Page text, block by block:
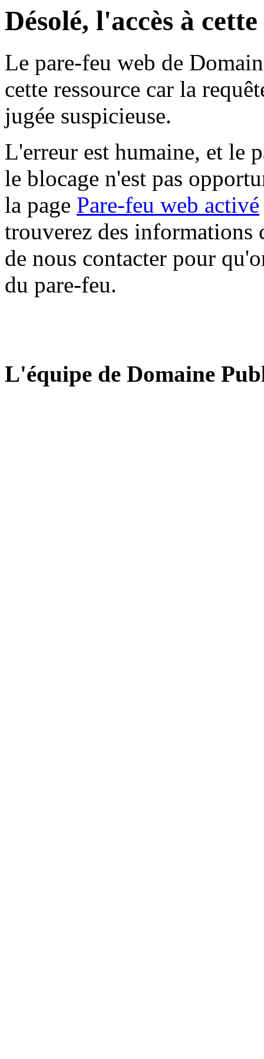
Désolé, l'accès à
Le pare-feu web de
cette ressource car la
jugée suspicieuse.
L'erreur est humaine, et le
le blocage n'est pas
la page Pare-feu web activé
trouverez des informations
de nous contacter pour
du pare-feu.
L'équipe de Domaine